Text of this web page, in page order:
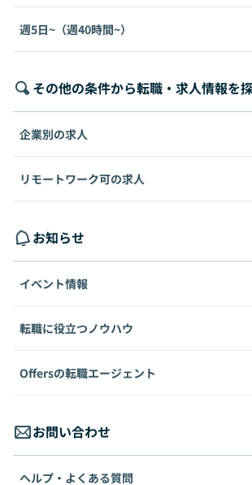
週5日~（週40時間~）
その他の条件から転職・求人情報を
企業別の求人
リモートワーク可の求人
お知らせ
イベント情報
転職に役立つノウハウ
Offersの転職エージェント
お問い合わせ
ヘルプ・よくある質問